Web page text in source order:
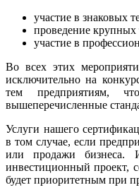
участие в знаковых
проведение крупных
участие в
Во всех этих
исключительно на
тем предприятиям,
вышеперечисленные
Услуги нашего
в том случае, если
или продажи бизнеса. И
инвестиционный проект,
будет приоритетным при